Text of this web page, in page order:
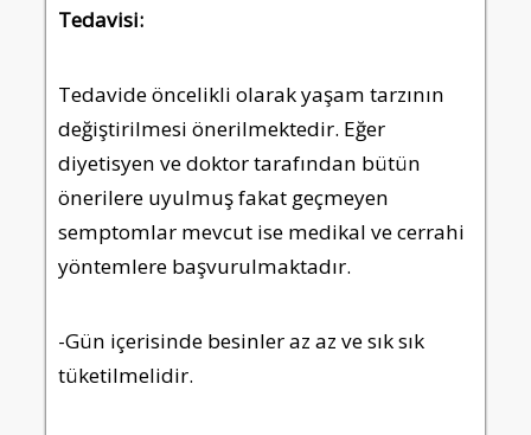
Tedavisi:
Tedavide öncelikli olarak yaşam tarzının
değiştirilmesi önerilmektedir. Eğer
diyetisyen ve doktor tarafından bütün
önerilere uyulmuş fakat geçmeyen
semptomlar mevcut ise medikal ve cerrahi
yöntemlere başvurulmaktadır.
-Gün içerisinde besinler az az ve sık sık
tüketilmelidir.